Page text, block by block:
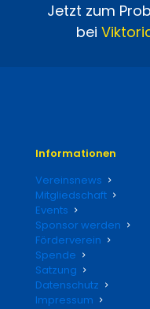
Jetzt zum
bei
Informationen
Vereinsnews
Mitgliedschaft
Events
Sponsor werden
Förderverein
Spende
Satzung
Datenschutz
Impressum